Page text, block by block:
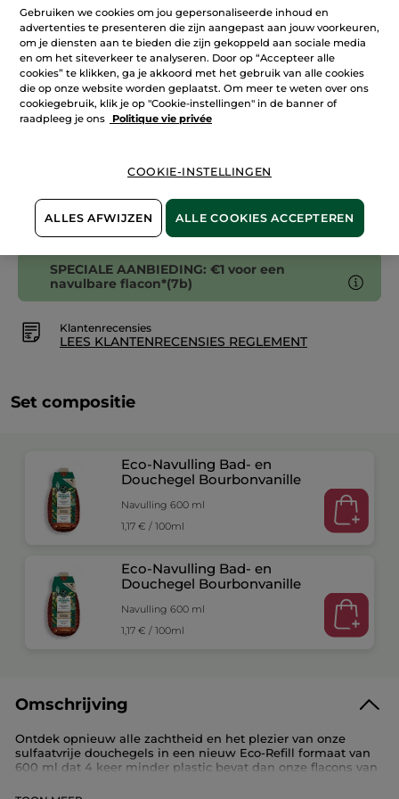
Bourbonvanille
IN WINKELMANDJE
Bezorging vanaf11/08
Niet tevreden? Geld terug!
Algemene Voorwaarden
LEES HIER DE ALGEMENE VOORWAARDEN
SPECIALE AANBIEDING: €1 voor een
navulbare flacon*(7b)
Klantenrecensies
LEES KLANTENRECENSIES REGLEMENT
Set compositie
Eco-Navulling Bad- en
Douchegel Bourbonvanille
Navulling 600 ml
1,17 € / 100ml
Eco-Navulling Bad- en
Douchegel Bourbonvanille
Navulling 600 ml
1,17 € / 100ml
Omschrijving
Ontdek opnieuw alle zachtheid en het plezier van onze
sulfaatvrije douchegels in een nieuw Eco-Refill formaat van
600 ml dat 4 keer minder plastic bevat dan onze flacons van
Gebruiken we cookies om jou gepersonaliseerde inhoud en
advertenties te presenteren die zijn aangepast aan jouw voorkeuren,
om je diensten aan te bieden die zijn gekoppeld aan sociale media
en om het siteverkeer te analyseren. Door op “Accepteer alle
cookies” te klikken, ga je akkoord met het gebruik van alle cookies
die op onze website worden geplaatst. Om meer te weten over ons
cookiegebruik, klik je op "Cookie-instellingen" in de banner of
raadpleeg je ons
Politique vie privée
COOKIE-INSTELLINGEN
ALLES AFWIJZEN ALLE COOKIES ACCEPTEREN